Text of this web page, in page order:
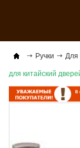
Ручки Для
для китайский